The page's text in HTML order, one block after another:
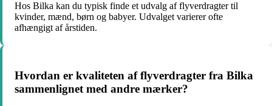
Hos Bilka kan du typisk finde et udvalg af flyverdragter til
kvinder, mænd, børn og babyer. Udvalget varierer ofte
afhængigt af årstiden.
Hvordan er kvaliteten af flyverdragter fra Bilka
sammenlignet med andre mærker?